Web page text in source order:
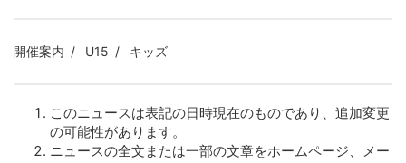
開催案内 U15 キッズ
このニュースは表記の日時現在のものであり、追加変更
の可能性があります。
ニュースの全文または一部の文章をホームページ、メー